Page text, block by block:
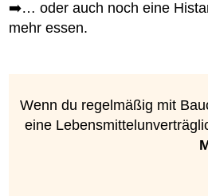
➡️… oder auch noch eine
mehr essen.
Wenn du regelmäßig mit
eine